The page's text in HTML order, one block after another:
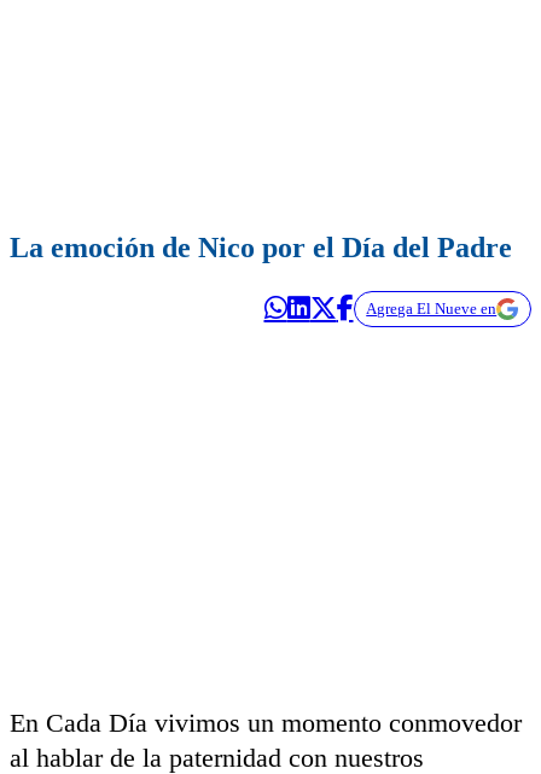
La emoción de Nico por el Día del Padre
Agrega El Nueve en
En Cada Día vivimos un momento conmovedor
al hablar de la paternidad con nuestros